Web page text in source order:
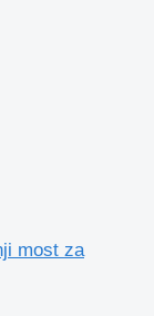
most za